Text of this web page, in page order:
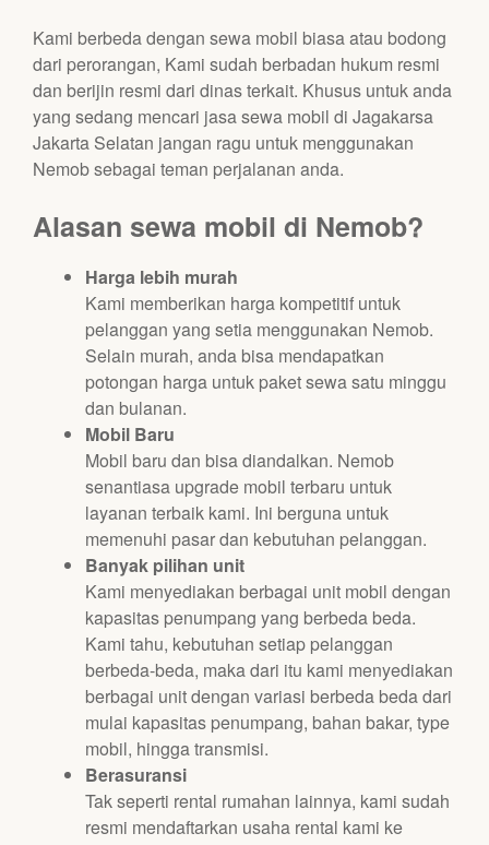
Kami berbeda dengan sewa mobil biasa atau bodong
dari perorangan, Kami sudah berbadan hukum resmi
dan berijin resmi dari dinas terkait. Khusus untuk anda
yang sedang mencari jasa sewa mobil di Jagakarsa
Jakarta Selatan jangan ragu untuk menggunakan
Nemob sebagai teman perjalanan anda.
Alasan sewa mobil di Nemob?
Harga lebih murah
Kami memberikan harga kompetitif untuk
pelanggan yang setia menggunakan Nemob.
Selain murah, anda bisa mendapatkan
potongan harga untuk paket sewa satu minggu
dan bulanan.
Mobil Baru
Mobil baru dan bisa diandalkan. Nemob
senantiasa upgrade mobil terbaru untuk
layanan terbaik kami. Ini berguna untuk
memenuhi pasar dan kebutuhan pelanggan.
Banyak pilihan unit
Kami menyediakan berbagai unit mobil dengan
kapasitas penumpang yang berbeda beda.
Kami tahu, kebutuhan setiap pelanggan
berbeda-beda, maka dari itu kami menyediakan
berbagai unit dengan variasi berbeda beda dari
mulai kapasitas penumpang, bahan bakar, type
mobil, hingga transmisi.
Berasuransi
Tak seperti rental rumahan lainnya, kami sudah
resmi mendaftarkan usaha rental kami ke